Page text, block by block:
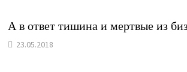
А в ответ тишина и мертвые из
23.05.2018